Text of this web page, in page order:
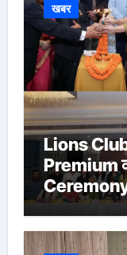
खबर
Lions
Premium
Ringasia ने